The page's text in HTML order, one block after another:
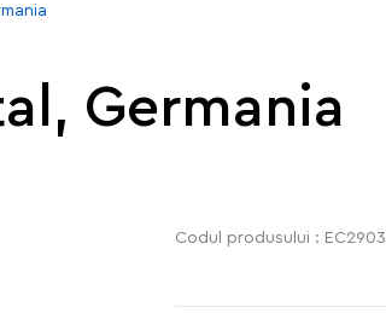
Germania
Codul produsului : EC2903